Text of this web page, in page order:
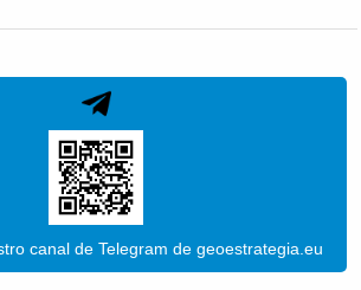
canal de Telegram de geoestrategia.eu